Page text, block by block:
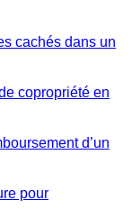
cachés dans un
copropriété en
d’un
pour